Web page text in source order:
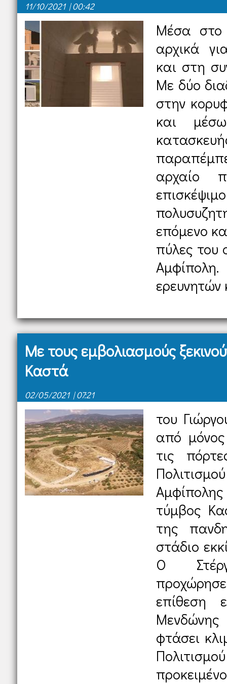
11/10/2021 | 00:42
Μέσα στο
αρχικά
και στη
Με δύο
στην
και
αρχαίο
επόμενο
πύλες του
ερευνητών
Mε τους εμβολιασμούς
Καστά
02/05/2021 | 07:21
του
από
τις
τύμβος
της
στάδιο
Ο
επίθεση
φτάσει